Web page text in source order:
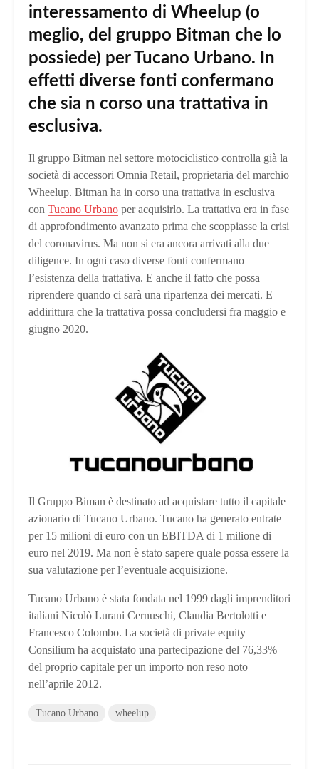
interessamento di Wheelup (o
meglio, del gruppo Bitman che lo
possiede) per Tucano Urbano. In
effetti diverse fonti confermano
che sia n corso una trattativa in
esclusiva.
Il gruppo Bitman nel settore motociclistico controlla già la
società di accessori Omnia Retail, proprietaria del marchio
Wheelup. Bitman ha in corso una trattativa in esclusiva
con Tucano Urbano per acquisirlo. La trattativa era in fase
di approfondimento avanzato prima che scoppiasse la crisi
del coronavirus. Ma non si era ancora arrivati alla due
diligence. In ogni caso diverse fonti confermano
l’esistenza della trattativa. E anche il fatto che possa
riprendere quando ci sarà una ripartenza dei mercati. E
addirittura che la trattativa possa concludersi fra maggio e
giugno 2020.
Il Gruppo Biman è destinato ad acquistare tutto il capitale
azionario di Tucano Urbano. Tucano ha generato entrate
per 15 milioni di euro con un EBITDA di 1 milione di
euro nel 2019. Ma non è stato sapere quale possa essere la
sua valutazione per l’eventuale acquisizione.
Tucano Urbano è stata fondata nel 1999 dagli imprenditori
italiani Nicolò Lurani Cernuschi, Claudia Bertolotti e
Francesco Colombo. La società di private equity
Consilium ha acquistato una partecipazione del 76,33%
del proprio capitale per un importo non reso noto
nell’aprile 2012.
Tucano Urbano wheelup